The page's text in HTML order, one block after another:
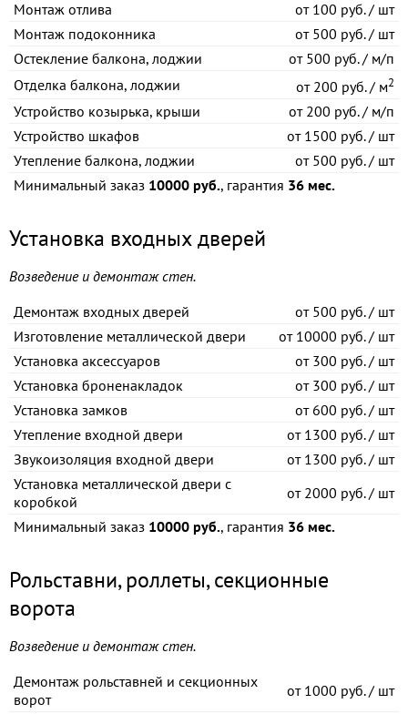
Монтаж отлива от100 руб. / шт
Монтаж подоконника
от500 руб. / шт
Остекление балкона, лоджии
от500 руб. / м/п
Отделка балкона, лоджии
от200 руб. / м2
Устройство козырька, крыши от200 руб. / м/п
Устройство шкафов
от1500 руб. / шт
Утепление балкона, лоджии
от500 руб. / шт
Минимальный заказ 10000 руб., гарантия 36 мес.
Установка входных дверей
Возведение и демонтаж стен.
Демонтаж входных дверей
от500 руб. / шт
Изготовление металлической двери
от10000 руб. / шт
Установка аксессуаров
от300 руб. / шт
Установка броненакладок
от300 руб. / шт
Установка замков
от600 руб. / шт
Утепление входной двери
от1300 руб. / шт
Звукоизоляция входной двери
от1300 руб. / шт
Установка металлической двери с
коробкой
от2000 руб. / шт
Минимальный заказ 10000 руб., гарантия 36 мес.
Рольставни, роллеты, секционные
ворота
Возведение и демонтаж стен.
Демонтаж рольставней и секционных
ворот
от1000 руб. / шт